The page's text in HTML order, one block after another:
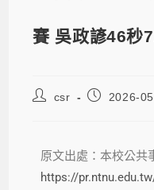
賽 吳政諺46秒
csr 2026-
原文出處：本校公共
https://